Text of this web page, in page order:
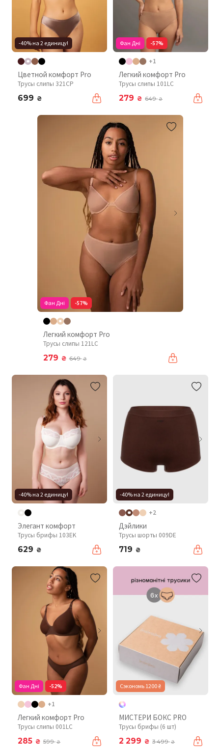
-40% на 2 единицу!
Цветной комфорт Pro
Трусы слипы 321CP
699 ₴
Фан Дні -57%
+1
Легкий комфорт Pro
Трусы слипы 101LC
279 ₴ 649₴
Фан Дні -57%
Легкий комфорт Pro
Трусы слипы 121LC
279 ₴ 649₴
-40% на 2 единицу!
Элегант комфорт
Трусы брифы 103EK
629 ₴
-40% на 2 единицу!
+2
Дэйлики
Трусы шорты 009DE
719 ₴
Фан Дні -52%
+1
Легкий комфорт Pro
Трусы слипы 001LC
285 ₴ 599₴
Сэкономь 1200 ₴
МИСТЕРИ БОКС PRO
Трусы брифы (6 шт)
2 299 ₴ 3 499₴